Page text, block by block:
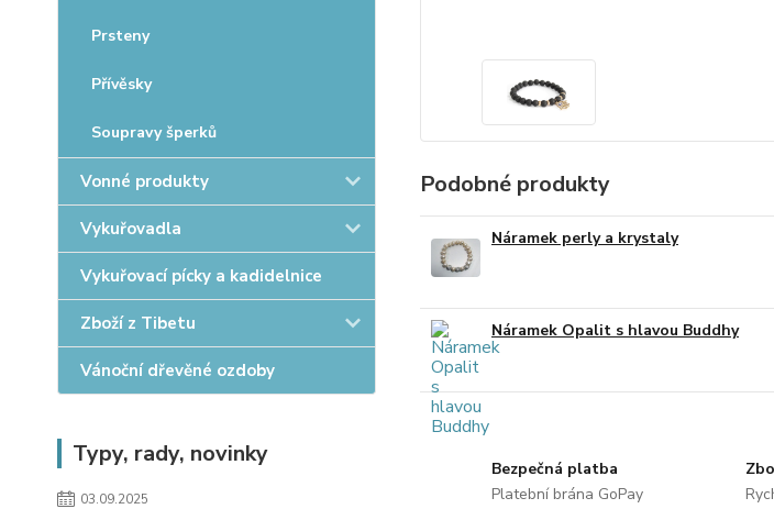
Prsteny
Přívěsky
Soupravy šperků
Vonné produkty
Vykuřovadla
Vykuřovací pícky a kadidelnice
Zboží z Tibetu
Vánoční dřevěné ozdoby
Typy, rady, novinky
03.09.2025
Podobné produkty
Náramek perly a krystaly
Náramek Opalit s hlavou Buddhy
Bezpečná platba
Platební brána GoPay